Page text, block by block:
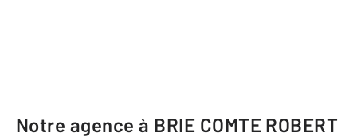
Notre agence à BRIE COMTE ROBERT